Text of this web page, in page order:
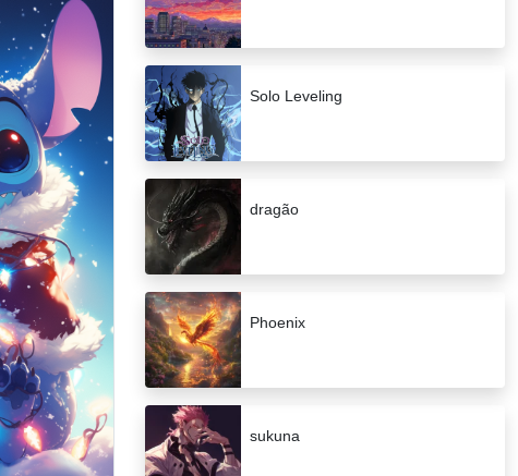
Solo Leveling
dragão
Phoenix
sukuna